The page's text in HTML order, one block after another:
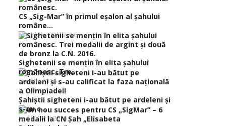
CS „Sig-Mar” în primul eşalon al şahului
române...
octombrie 11th, 2016
Sighetenii se menţin în elita şahului
românesc. Tre...
mai 5th, 2016
Şahiştii sigheteni i-au bătut pe ardeleni şi
s-au c...
aprilie 10th, 2016